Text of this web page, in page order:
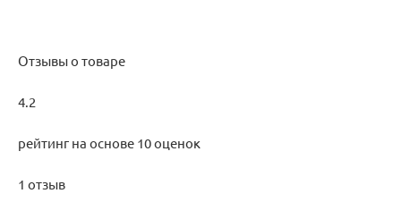
Отзывы о товаре
4.2
рейтинг на основе 10 оценок
1 отзыв